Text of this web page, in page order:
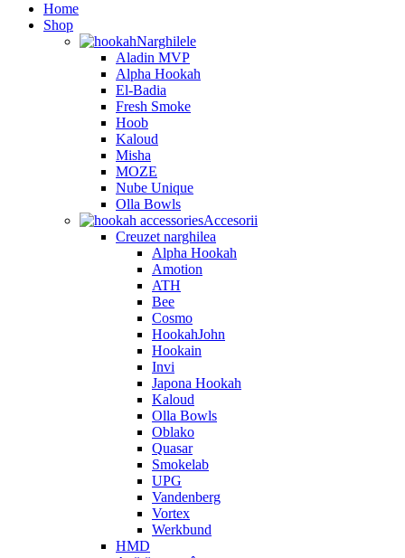
Home
Shop
Narghilele
Aladin MVP
Alpha Hookah
El-Badia
Fresh Smoke
Hoob
Kaloud
Misha
MOZE
Nube Unique
Olla Bowls
Accesorii
Creuzet narghilea
Alpha Hookah
Amotion
ATH
Bee
Cosmo
HookahJohn
Hookain
Invi
Japona Hookah
Kaloud
Olla Bowls
Oblako
Quasar
Smokelab
UPG
Vandenberg
Vortex
Werkbund
HMD